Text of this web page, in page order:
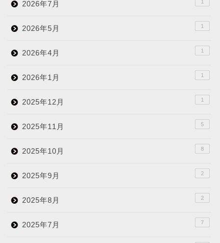
2026年7月 1
2026年5月 1
2026年4月 1
2026年1月 1
2025年12月 1
2025年11月 5
2025年10月 8
2025年9月 2
2025年8月 2
2025年7月 7